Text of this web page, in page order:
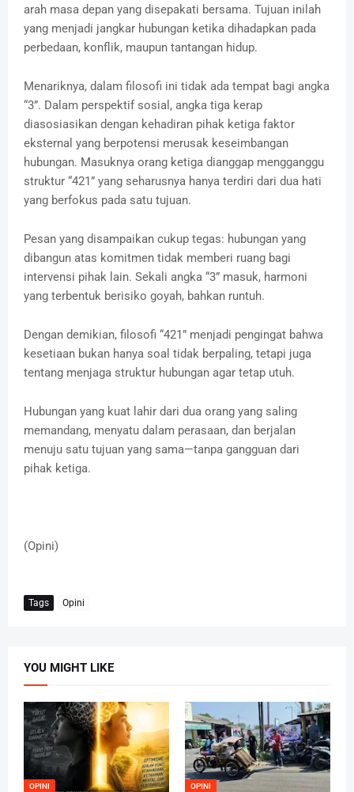
arah masa depan yang disepakati bersama. Tujuan inilah
yang menjadi jangkar hubungan ketika dihadapkan pada
perbedaan, konflik, maupun tantangan hidup.
Menariknya, dalam filosofi ini tidak ada tempat bagi angka
“3”. Dalam perspektif sosial, angka tiga kerap
diasosiasikan dengan kehadiran pihak ketiga faktor
eksternal yang berpotensi merusak keseimbangan
hubungan. Masuknya orang ketiga dianggap mengganggu
struktur “421” yang seharusnya hanya terdiri dari dua hati
yang berfokus pada satu tujuan.
Pesan yang disampaikan cukup tegas: hubungan yang
dibangun atas komitmen tidak memberi ruang bagi
intervensi pihak lain. Sekali angka “3” masuk, harmoni
yang terbentuk berisiko goyah, bahkan runtuh.
Dengan demikian, filosofi “421” menjadi pengingat bahwa
kesetiaan bukan hanya soal tidak berpaling, tetapi juga
tentang menjaga struktur hubungan agar tetap utuh.
Hubungan yang kuat lahir dari dua orang yang saling
memandang, menyatu dalam perasaan, dan berjalan
menuju satu tujuan yang sama—tanpa gangguan dari
pihak ketiga.
(Opini)
Tags Opini
YOU MIGHT LIKE
OPINI OPINI